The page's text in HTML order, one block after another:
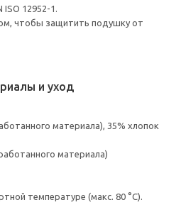
12952-1.
чтобы защитить подушку от
и уход
материала), 35% хлопок
материала)
температуре (макс. 80 °C).